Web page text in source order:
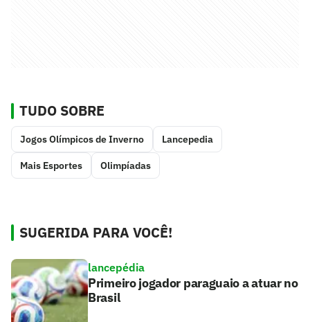
TUDO SOBRE
Jogos Olímpicos de Inverno Lancepedia
Mais Esportes Olimpíadas
SUGERIDA PARA VOCÊ!
lancepédia
Primeiro jogador paraguaio a atuar no
Brasil